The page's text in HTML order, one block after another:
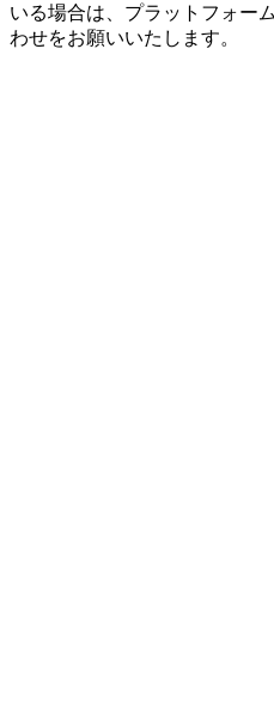
いる場合は、プラットフォー
わせをお願いいたします。